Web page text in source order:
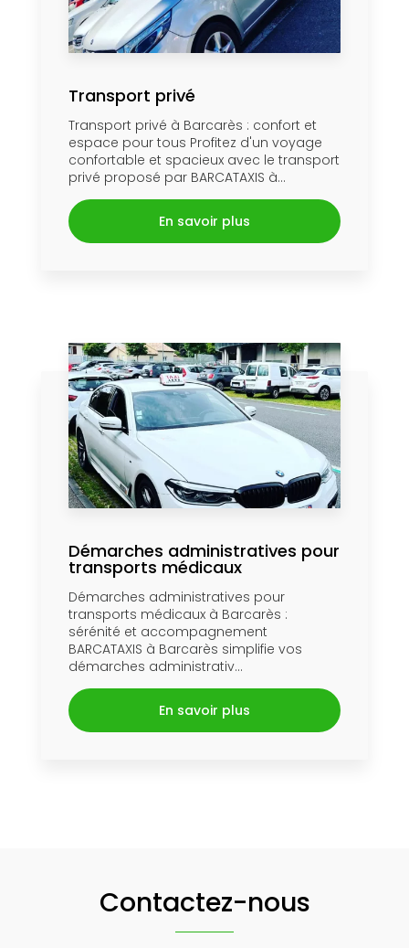
Transport privé
Transport privé à Barcarès : confort et
espace pour tous Profitez d'un voyage
confortable et spacieux avec le transport
privé proposé par BARCATAXIS à...
En savoir plus
Démarches administratives pour
transports médicaux
Démarches administratives pour
transports médicaux à Barcarès :
sérénité et accompagnement
BARCATAXIS à Barcarès simplifie vos
démarches administrativ...
En savoir plus
Contactez-nous